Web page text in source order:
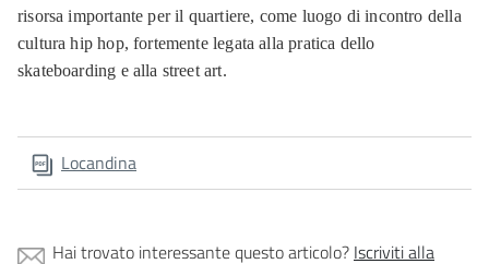
risorsa importante per il quartiere, come luogo di incontro della
cultura hip hop, fortemente legata alla pratica dello
skateboarding e alla street art.
Locandina
Hai trovato interessante questo articolo? Iscriviti alla